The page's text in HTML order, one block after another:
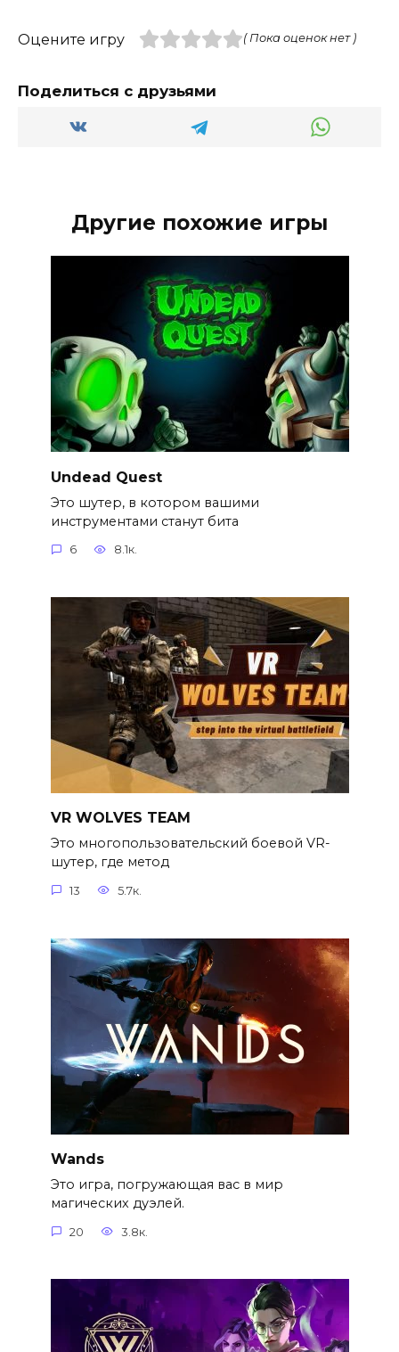
Оцените игру ( Пока оценок нет )
Поделиться с друзьями
Другие похожие игры
Undead Quest
Это шутер, в котором вашими
инструментами станут бита
6 8.1к.
VR WOLVES TEAM
Это многопользовательский боевой VR-
шутер, где метод
13 5.7к.
Wands
Это игра, погружающая вас в мир
магических дуэлей.
20 3.8к.